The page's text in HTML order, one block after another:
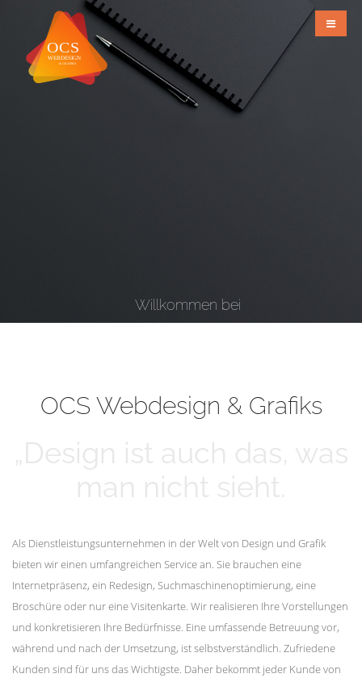
Willkommen bei
OCS Webdesign & Grafiks
Als Dienstleistungsunternehmen in der Welt von Design und Grafik
bieten wir einen umfangreichen Service an. Sie brauchen eine
Internetpräsenz, ein Redesign, Suchmaschinenoptimierung, eine
Broschüre oder nur eine Visitenkarte. Wir realisieren Ihre Vorstellungen
und konkretisieren Ihre Bedürfnisse. Eine umfassende Betreuung vor,
während und nach der Umsetzung, ist selbstverständlich. Zufriedene
Kunden sind für uns das Wichtigste. Daher bekommt jeder Kunde von